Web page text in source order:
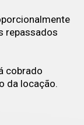
repassados
cobrado
da locação.